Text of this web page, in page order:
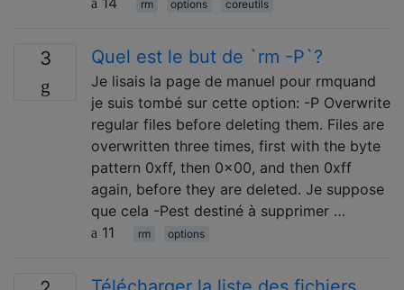
rm options coreutils
3 Quel est le but de `rm -P`?
Je lisais la page de manuel pour rmquand
je suis tombé sur cette option: -P Overwrite
regular files before deleting them. Files are
overwritten three times, first with the byte
pattern 0xff, then 0x00, and then 0xff
again, before they are deleted. Je suppose
que cela -Pest destiné à supprimer …
11
rm options